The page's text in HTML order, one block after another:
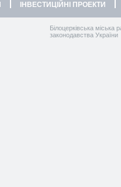
ІНВЕСТИЦІЙНІ ПРОЕКТИ
Білоцерківська міська
законодавства України